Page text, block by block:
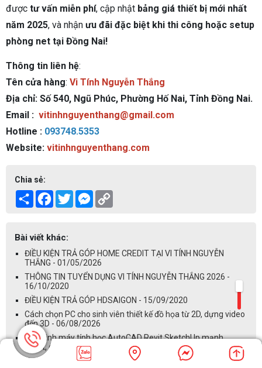
được tư vấn miễn phí, cập nhật bảng giá thiết bị mới nhất
năm 2025, và nhận ưu đãi đặc biệt khi thi công hoặc setup
phòng net tại Đồng Nai!
Thông tin liên hệ:
Tên cửa hàng: Vi Tính Nguyễn Thắng
Địa chỉ: Số 540, Ngũ Phúc, Phường Hố Nai, Tỉnh Đồng Nai.
Email : vitinhnguyenthang@gmail.com
Hotline : 093748.5353
Website: vitinhnguyenthang.com
Chia sẻ:
Share Facebook
TwitterMessenger
Bài viết khác:
ĐIỀU KIỆN TRẢ GÓP HOME CREDIT TẠI VI TÍNH NGUYỄN
THẮNG - 01/05/2026
THÔNG TIN TUYỂN DỤNG VI TÍNH NGUYỄN THẮNG 2026 -
16/10/2020
ĐIỀU KIỆN TRẢ GÓP HDSAIGON - 15/09/2020
Cách chọn PC cho sinh viên thiết kế đồ họa từ 2D, dựng video
đến 3D - 06/08/2026
Cấu hình máy tính học AutoCAD Revit SketchUp mạnh,
mượt, giá ổn - 06/08/2026
Tư vấn mua PC cho sinh viên công nghệ thông tin sử dụng -